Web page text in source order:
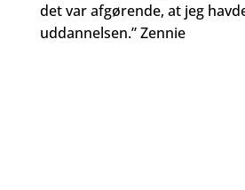
det var afgørende, at jeg
uddannelsen.” Zennie